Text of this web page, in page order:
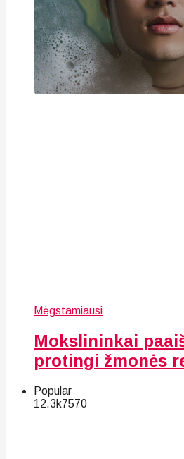
Mėgstamiausi
Mokslininkai
protingi žmonės
Popular
12.3k7570